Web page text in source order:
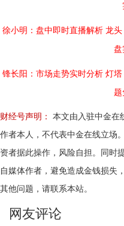
徐小明：盘中即时直播解析 龙头
盘
锋长阳：市场走势实时分析 灯塔
题
财经号声明：
本文由入驻中金在
作者本人，不代表中金在线立场
资者据此操作，风险自担。同时
自媒体作者，避免造成金钱损失
其他问题，请联系本站。